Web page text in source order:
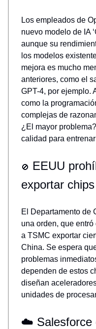
Los empleados de
nuevo modelo de IA
aunque su
los modelos
mejora es mucho
anteriores, como el
GPT-4, por ejemplo.
como la
complejas de
¿El mayor
calidad para
🚫
EEUU
exportar
El Departamento de
una orden, que
a TSMC exportar
China. Se espera
problemas
dependen de estos
diseñan
unidades de
☁️ Salesforce